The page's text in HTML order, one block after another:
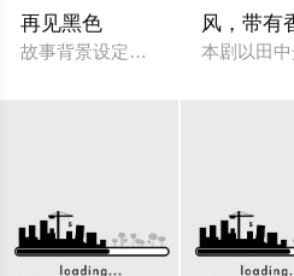
再见黑色
故事背景设定在繁华却复杂的东
风，带有
本剧以田